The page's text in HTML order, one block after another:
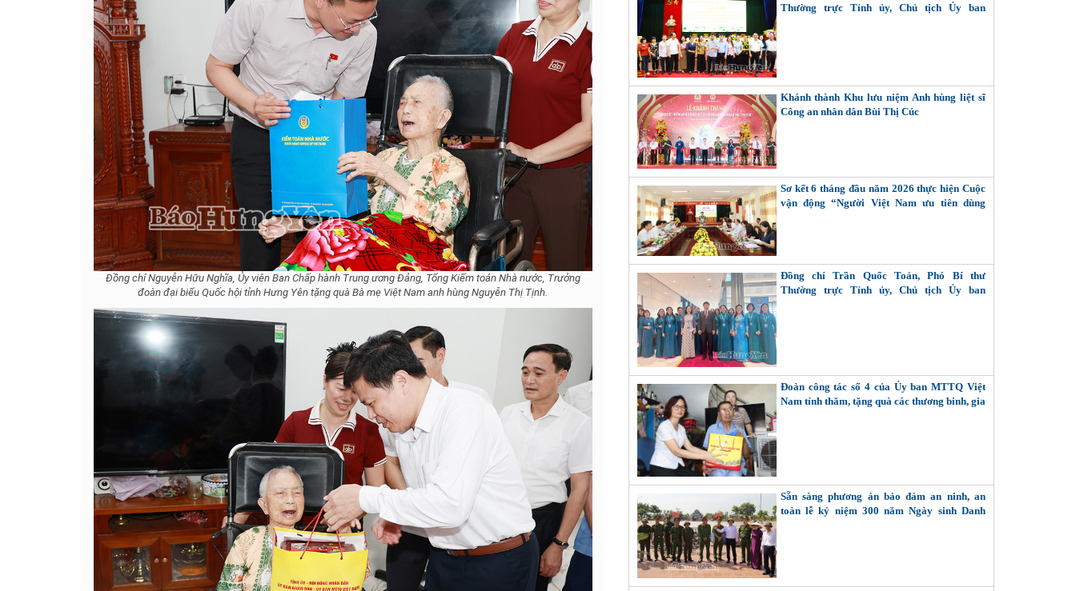
Đồng chí Nguyễn Hữu Nghĩa, Ủy viên Ban Chấp hành Trung ương Đảng, Tổng Kiểm toán Nhà nước, Trưởng
đoàn đại biểu Quốc hội tỉnh Hưng Yên tặng quà Bà mẹ Việt Nam anh hùng Nguyễn Thị Tịnh.
Thường trực Tỉnh ủy, Chủ tịch Ủy ban
Khánh thành Khu lưu niệm Anh hùng liệt sĩ
Công an nhân dân Bùi Thị Cúc
Sơ kết 6 tháng đầu năm 2026 thực hiện Cuộc
vận động “Người Việt Nam ưu tiên dùng
Đồng chí Trần Quốc Toản, Phó Bí thư
Thường trực Tỉnh ủy, Chủ tịch Ủy ban
Đoàn công tác số 4 của Ủy ban MTTQ Việt
Nam tỉnh thăm, tặng quà các thương binh, gia
Sẵn sàng phương án bảo đảm an ninh, an
toàn lễ kỷ niệm 300 năm Ngày sinh Danh